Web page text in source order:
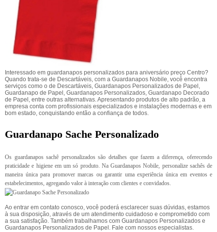
Interessado em guardanapos personalizados para aniversário preço Centro?
Quando trata-se de Descartáveis, com a Guardanapos Nobile, você encontra
serviços como o de Descartáveis, Guardanapos Personalizados de Papel,
Guardanapo de Papel, Guardanapos Personalizados, Guardanapo Decorado
de Papel, entre outras alternativas. Apresentando produtos de alto padrão, a
empresa conta com profissionais especializados e instalações modernas e em
bom estado, conquistando então a confiança de todos.
Guardanapo Sache Personalizado
Os guardanapos sachê personalizados são detalhes que fazem a diferença, oferecendo
praticidade e higiene em um só produto. Na Guardanapos Nobile, personalize sachês de
maneira única para promover marcas ou garantir uma experiência única em eventos e
estabelecimentos, agregando valor à interação com clientes e convidados.
Ao entrar em contato conosco, você poderá esclarecer suas dúvidas, estamos
à sua disposição, através de um atendimento cuidadoso e comprometido com
a sua satisfação. Também trabalhamos com Guardanapos Personalizados e
Guardanapos Personalizados de Papel. Fale com nossos especialistas.